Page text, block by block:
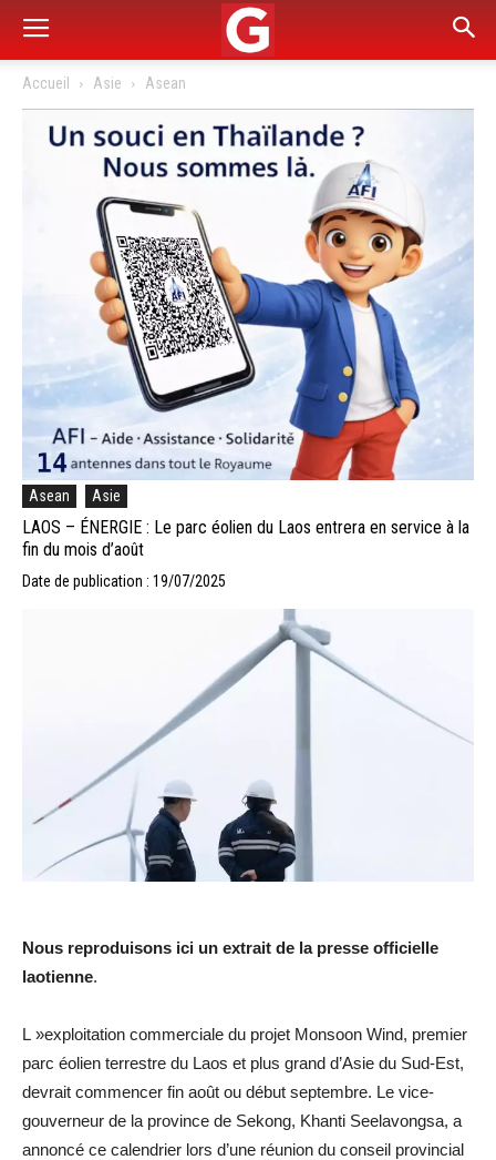
Accueil Asie Asean
Asean Asie
LAOS – ÉNERGIE : Le parc éolien du Laos entrera en service à la
fin du mois d’août
Date de publication : 19/07/2025
Nous reproduisons ici un extrait de la presse officielle
laotienne.
L »exploitation commerciale du projet Monsoon Wind, premier
parc éolien terrestre du Laos et plus grand d’Asie du Sud-Est,
devrait commencer fin août ou début septembre. Le vice-
gouverneur de la province de Sekong, Khanti Seelavongsa, a
annoncé ce calendrier lors d’une réunion du conseil provincial